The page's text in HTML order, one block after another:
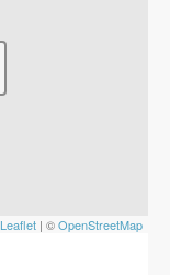
Leaflet | ©OpenStreetMap